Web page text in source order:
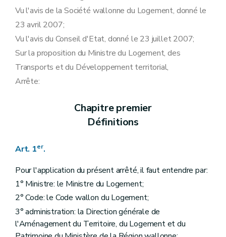
Vu l'avis de la Société wallonne du Logement, donné le
23 avril 2007;
Vu l'avis du Conseil d'Etat, donné le 23 juillet 2007;
Sur la proposition du Ministre du Logement, des
Transports et du Développement territorial,
Arrête:
Chapitre premier
Définitions
Art. 1er.
Pour l'application du présent arrêté, il faut entendre par:
1° Ministre: le Ministre du Logement;
2° Code: le Code wallon du Logement;
3° administration: la Direction générale de
l'Aménagement du Territoire, du Logement et du